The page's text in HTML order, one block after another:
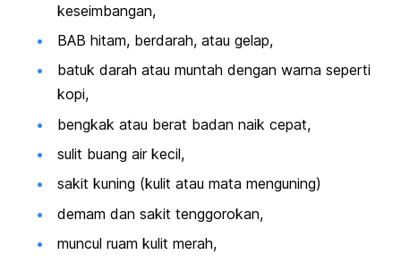
keseimbangan,
BAB hitam, berdarah, atau gelap,
batuk darah atau muntah dengan warna seperti
kopi,
bengkak atau berat badan naik cepat,
sulit buang air kecil,
sakit kuning (kulit atau mata menguning)
demam dan sakit tenggorokan,
muncul ruam kulit merah,